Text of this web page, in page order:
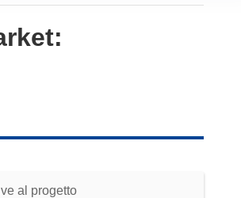
al progetto